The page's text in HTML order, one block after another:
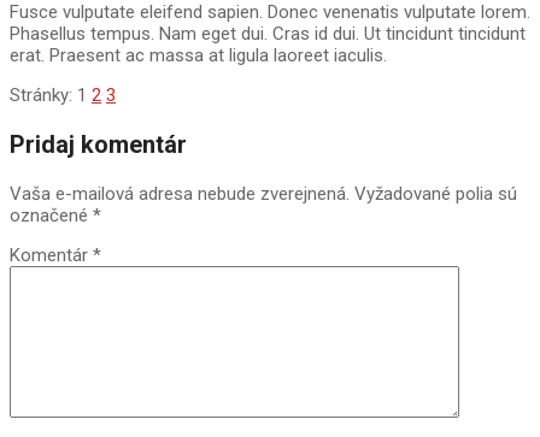
Fusce vulputate eleifend sapien. Donec venenatis vulputate lorem.
Phasellus tempus. Nam eget dui. Cras id dui. Ut tincidunt tincidunt
erat. Praesent ac massa at ligula laoreet iaculis.
Stránky: 1 2 3
2018-
09-
Pridaj komentár
Vaša e-mailová adresa nebude zverejnená. Vyžadované polia sú
označené *
Komentár *